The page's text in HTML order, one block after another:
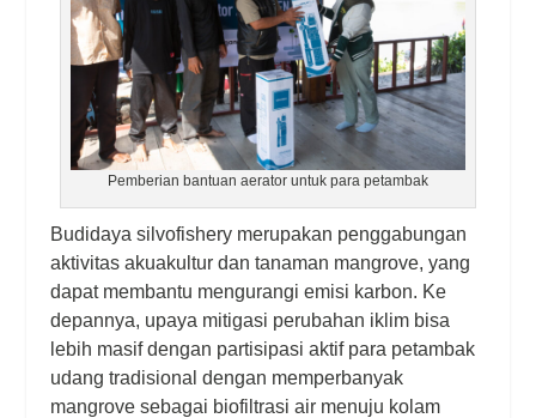
Pemberian bantuan aerator untuk para petambak
Budidaya silvofishery merupakan penggabungan
aktivitas akuakultur dan tanaman mangrove, yang
dapat membantu mengurangi emisi karbon. Ke
depannya, upaya mitigasi perubahan iklim bisa
lebih masif dengan partisipasi aktif para petambak
udang tradisional dengan memperbanyak
mangrove sebagai biofiltrasi air menuju kolam